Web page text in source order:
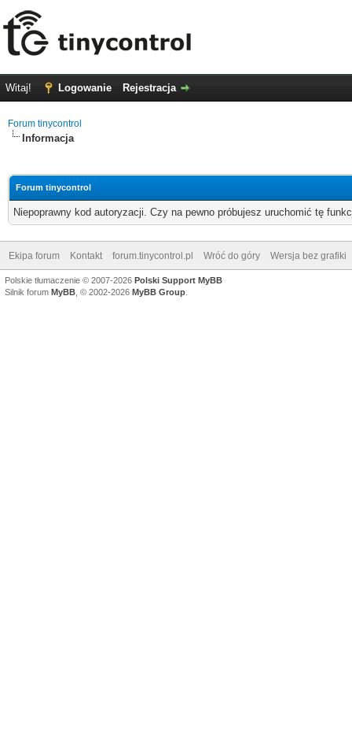
Witaj! Logowanie Rejestracja
Forum tinycontrol
Informacja
Forum tinycontrol
Niepoprawny kod autoryzacji. Czy na pewno próbujesz uruchomić tę
Ekipa forum Kontakt forum.tinycontrol.pl Wróć do góry Wersja bez grafiki
Polskie tłumaczenie © 2007-2026 Polski Support MyBB
Silnik forum MyBB , © 2002-2026 MyBB Group